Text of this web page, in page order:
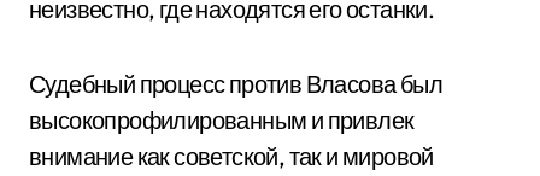
неизвестно, где находятся его останки.
Судебный процесс против Власова был
высокопрофилированным и привлек
внимание как советской, так и мировой